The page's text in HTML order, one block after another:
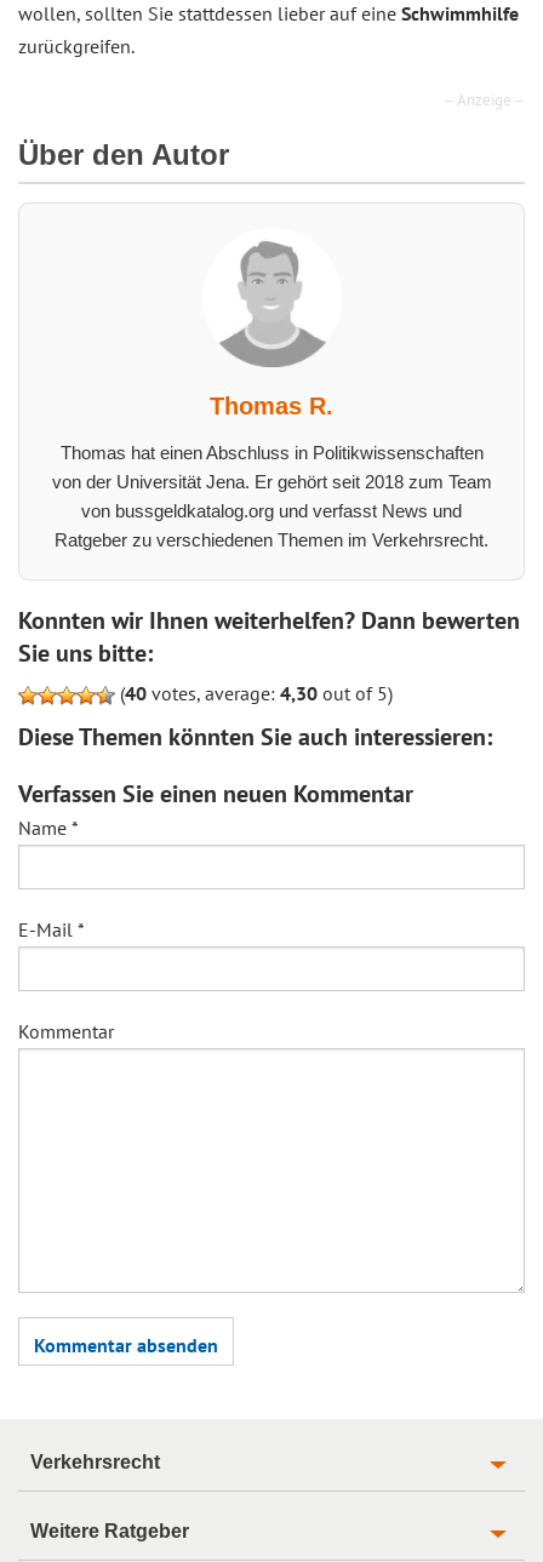
wollen, sollten Sie stattdessen lieber auf eine Schwimmhilfe
zurückgreifen.
– Anzeige –
Über den Autor
Thomas R.
Thomas hat einen Abschluss in Politikwissenschaften
von der Universität Jena. Er gehört seit 2018 zum Team
von bussgeldkatalog.org und verfasst News und
Ratgeber zu verschiedenen Themen im Verkehrsrecht.
Konnten wir Ihnen weiterhelfen? Dann bewerten
Sie uns bitte:
(40 votes, average: 4,30 out of 5)
Diese Themen könnten Sie auch interessieren:
Verfassen Sie einen neuen Kommentar
Name *
E-Mail *
Kommentar
Verkehrsrecht
Weitere Ratgeber